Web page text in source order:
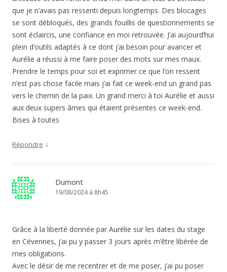
que je n’avais pas ressenti depuis longtemps. Des blocages
se sont débloqués, des grands fouillis de questionnements se
sont éclaircis, une confiance en moi retrouvée. J’ai aujourd’hui
plein d’outils adaptés à ce dont j’ai besoin pour avancer et
Aurélie a réussi à me faire poser des mots sur mes maux.
Prendre le temps pour soi et exprimer ce que l’on ressent
n’est pas chose facile mais j’ai fait ce week-end un grand pas
vers le chemin de la paix. Un grand merci à toi Aurélie et aussi
aux deux supers âmes qui étaient présentes ce week-end.
Bises à toutes
Répondre ↓
Dumont
19/08/2024 à 8h45
Grâce à la liberté donnée par Aurélie sur les dates du stage
en Cévennes, j’ai pu y passer 3 jours après m’être libérée de
mes obligations.
Avec le désir de me recentrer et de me poser, j’ai pu poser